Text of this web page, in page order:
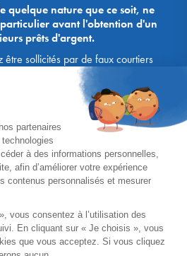
quelque nature que ce soit, ne
avant l'obtention d'un
prêts d'argent.
être sollicités par de faux courtiers
vous proposent de bénéficier de
de transmettre des documents,
bancaires, etc. Soyez vigilants :
jamais à ses clients de virer sur ses
par les banques, à l'exception
Les courtiers Ace Crédit /
toujours d'une adresse mail
ou xxxx@immopret.fr.
pouvant varier selon votre région et
pour un montant emprunté de 200 000 €.
et TAEG fixe (hors frais) de 3.21 % (taux
0,36%) sur 15 ans. 180 mensualités de
Coût total du crédit (hors frais) :
total dû (hors frais) : 256 820,53 €.